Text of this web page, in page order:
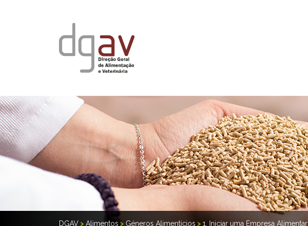
DGAV > Alimentos > Géneros Alimentícios > 1. Iniciar uma Empresa Alimentar